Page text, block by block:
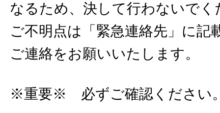
なるため、決して行わないでく
ご不明点は「緊急連絡先」に記
ご連絡をお願いいたします。
※重要※ 必ずご確認ください